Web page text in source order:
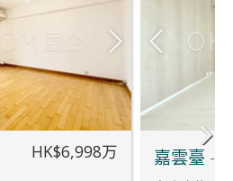
HK$6,998万 嘉雲臺 - 6